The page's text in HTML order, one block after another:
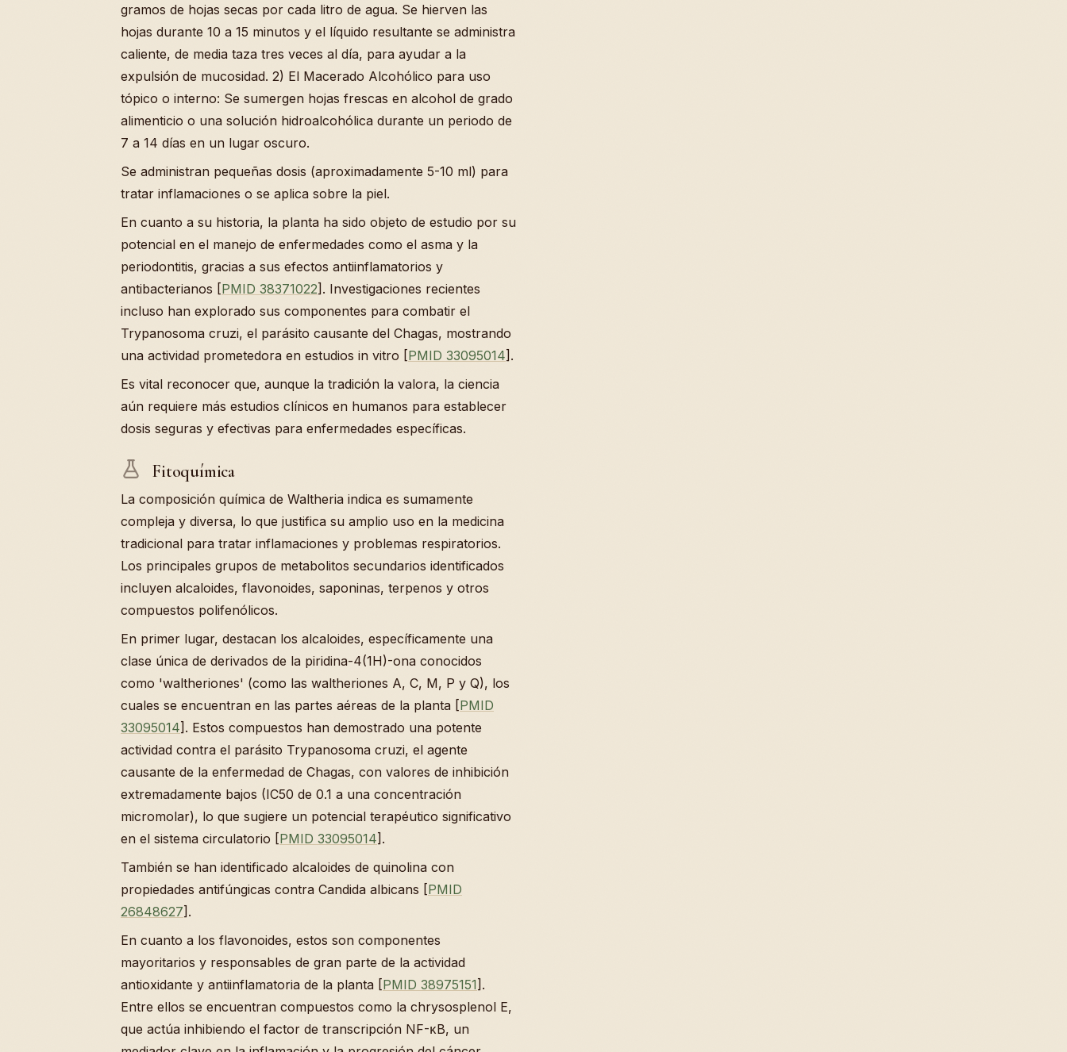
gramos de hojas secas por cada litro de agua. Se hierven las
hojas durante 10 a 15 minutos y el líquido resultante se administra
caliente, de media taza tres veces al día, para ayudar a la
expulsión de mucosidad. 2) El Macerado Alcohólico para uso
tópico o interno: Se sumergen hojas frescas en alcohol de grado
alimenticio o una solución hidroalcohólica durante un periodo de
7 a 14 días en un lugar oscuro.
Se administran pequeñas dosis (aproximadamente 5-10 ml) para
tratar inflamaciones o se aplica sobre la piel.
En cuanto a su historia, la planta ha sido objeto de estudio por su
potencial en el manejo de enfermedades como el asma y la
periodontitis, gracias a sus efectos antiinflamatorios y
antibacterianos [PMID 38371022]. Investigaciones recientes
incluso han explorado sus componentes para combatir el
Trypanosoma cruzi, el parásito causante del Chagas, mostrando
una actividad prometedora en estudios in vitro [PMID 33095014].
Es vital reconocer que, aunque la tradición la valora, la ciencia
aún requiere más estudios clínicos en humanos para establecer
dosis seguras y efectivas para enfermedades específicas.
Fitoquímica
La composición química de Waltheria indica es sumamente
compleja y diversa, lo que justifica su amplio uso en la medicina
tradicional para tratar inflamaciones y problemas respiratorios.
Los principales grupos de metabolitos secundarios identificados
incluyen alcaloides, flavonoides, saponinas, terpenos y otros
compuestos polifenólicos.
En primer lugar, destacan los alcaloides, específicamente una
clase única de derivados de la piridina-4(1H)-ona conocidos
como 'waltheriones' (como las waltheriones A, C, M, P y Q), los
cuales se encuentran en las partes aéreas de la planta [PMID
33095014]. Estos compuestos han demostrado una potente
actividad contra el parásito Trypanosoma cruzi, el agente
causante de la enfermedad de Chagas, con valores de inhibición
extremadamente bajos (IC50 de 0.1 a una concentración
micromolar), lo que sugiere un potencial terapéutico significativo
en el sistema circulatorio [PMID 33095014].
También se han identificado alcaloides de quinolina con
propiedades antifúngicas contra Candida albicans [PMID
26848627].
En cuanto a los flavonoides, estos son componentes
mayoritarios y responsables de gran parte de la actividad
antioxidante y antiinflamatoria de la planta [PMID 38975151].
Entre ellos se encuentran compuestos como la chrysosplenol E,
que actúa inhibiendo el factor de transcripción NF-κB, un